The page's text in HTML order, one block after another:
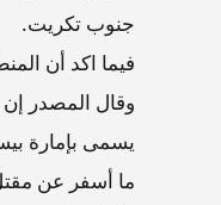
جنوب تكريت.
فيما اكد أن
وقال المصدر
يسمى بإمارة
ما أسفر عن